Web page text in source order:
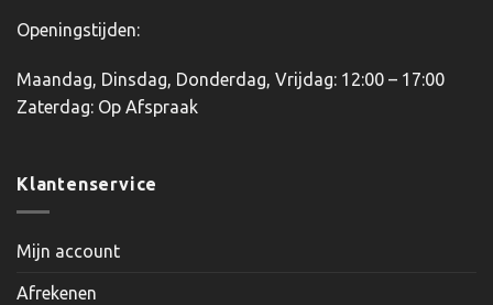
Openingstijden:
Maandag, Dinsdag, Donderdag, Vrijdag: 12:00 – 17:00
Zaterdag: Op Afspraak
Klantenservice
Mijn account
Afrekenen